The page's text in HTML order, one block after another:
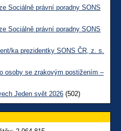
Sociálně právní poradny SONS
Sociálně právní poradny SONS
ka prezidentky SONS ČR, z. s.
osoby se zrakovým postižením –
Jeden svět 2026 (502)